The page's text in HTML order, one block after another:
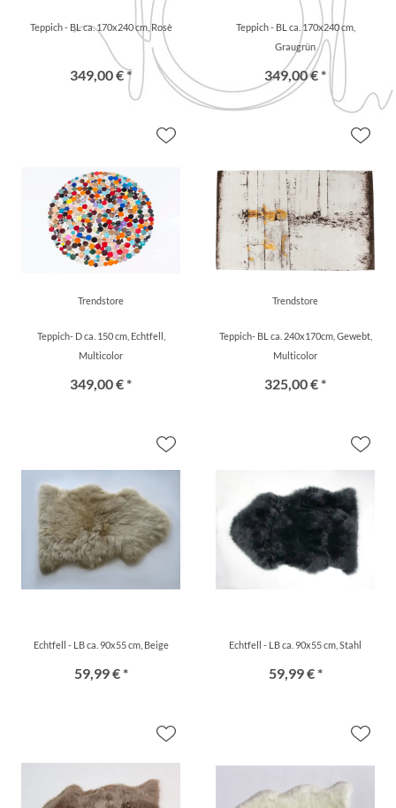
Teppich - BL ca. 170x240 cm, Rosè
349,00 € *
Teppich - BL ca. 170x240 cm,
Graugrün
349,00 € *
Trendstore
Teppich- D ca. 150 cm, Echtfell,
Multicolor
349,00 € *
Trendstore
Teppich- BL ca. 240x170cm, Gewebt,
Multicolor
325,00 € *
Echtfell - LB ca. 90x55 cm, Beige
59,99 € *
Echtfell - LB ca. 90x55 cm, Stahl
59,99 € *